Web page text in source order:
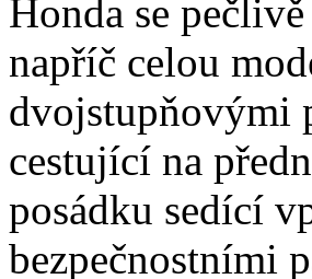
Honda se
napříč celou
dvojstupňovými
cestující na
posádku sedící
bezpečnostními